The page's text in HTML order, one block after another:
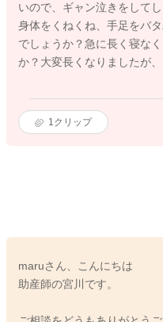
いので、ギャン泣きをして
身体をくねくね、手足をバ
でしょうか？急に長く寝な
か？大変長くなりましたが
1 クリップ
maruさん、こんにちは
助産師の宮川です。